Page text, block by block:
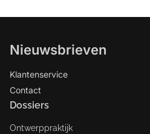
Nieuwsbrieven
Klantenservice
Contact
Dossiers
Ontwerppraktijk